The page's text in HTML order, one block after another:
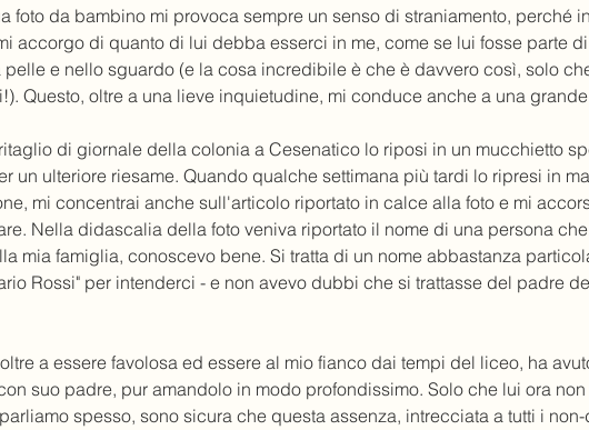
foto da bambino mi provoca sempre un senso di straniamento, perché in
accorgo di quanto di lui debba esserci in me, come se lui fosse parte
pelle e nello sguardo (e la cosa incredibile è che è davvero così, solo
Questo, oltre a una lieve inquietudine, mi conduce anche a una
di giornale della colonia a Cesenatico lo riposi in un mucchietto
un ulteriore riesame. Quando qualche settimana più tardi lo ripresi in
mi concentrai anche sull'articolo riportato in calce alla foto e mi
Nella didascalia della foto veniva riportato il nome di una persona
mia famiglia, conoscevo bene. Si tratta di un nome abbastanza
Rossi" per intenderci - e non avevo dubbi che si trattasse del padre
a essere favolosa ed essere al mio fianco dai tempi del liceo, ha
suo padre, pur amandolo in modo profondissimo. Solo che lui ora
spesso, sono sicura che questa assenza, intrecciata a tutti i